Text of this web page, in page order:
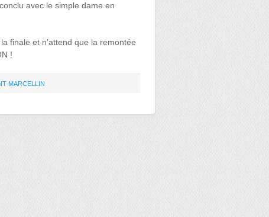
avec le simple dame en
finale et n’attend que la remontée
!
MARCELLIN